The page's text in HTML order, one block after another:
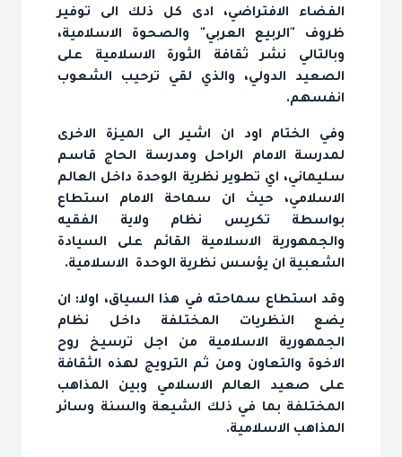
الفضاء الافتراضي، ادى كل ذلك الى توفير
ظروف "الربيع العربي" والصحوة الاسلامية،
وبالتالي نشر ثقافة الثورة الاسلامية على
الصعيد الدولي، والذي لقي ترحيب الشعوب
انفسهم.
وفي الختام اود ان اشير الى الميزة الاخرى
لمدرسة الامام الراحل ومدرسة الحاج قاسم
سليماني، اي تطوير نظرية الوحدة داخل العالم
الاسلامي، حيث ان سماحة الامام استطاع
بواسطة تكريس نظام ولاية الفقيه
والجمهورية الاسلامية القائم على السيادة
الشعبية ان يؤسس نظرية الوحدة الاسلامية.
وقد استطاع سماحته في هذا السياق، اولا: ان
يضع النظريات المختلفة داخل نظام
الجمهورية الاسلامية من اجل ترسيخ روح
الاخوة والتعاون ومن ثم الترويج لهذه الثقافة
على صعيد العالم الاسلامي وبين المذاهب
المختلفة بما في ذلك الشيعة والسنة وسائر
المذاهب الاسلامية.